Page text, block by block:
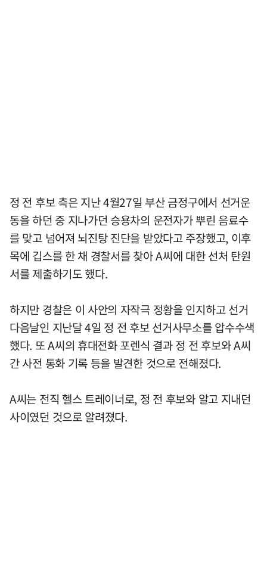
정 전 후보 측은 지난 4월27일 부산 금정구에서 선거운
동을 하던 중 지나가던 승용차의 운전자가 뿌린 음료수
를 맞고 넘어져 뇌진탕 진단을 받았다고 주장했고, 이후
목에 깁스를 한 채 경찰서를 찾아 A씨에 대한 선처 탄원
서를 제출하기도 했다.
하지만 경찰은 이 사안의 자작극 정황을 인지하고 선거
다음날인 지난달 4일 정 전 후보 선거사무소를 압수수색
했다. 또 A씨의 휴대전화 포렌식 결과 정 전 후보와 A씨
간 사전 통화 기록 등을 발견한 것으로 전해졌다.
A씨는 전직 헬스 트레이너로, 정 전 후보와 알고 지내던
사이였던 것으로 알려졌다.